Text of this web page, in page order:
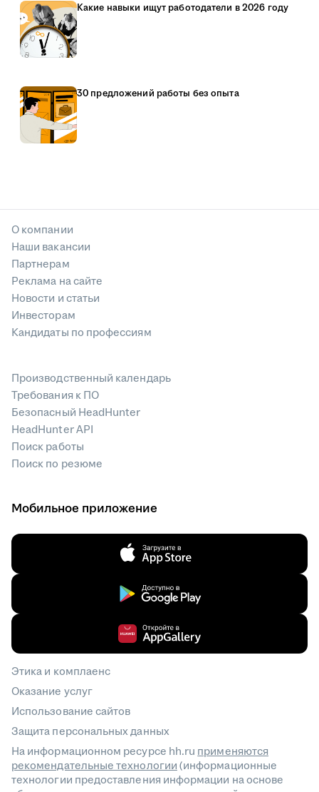
Какие навыки ищут работодатели в 2026 году
30 предложений работы без опыта
О компании
Наши вакансии
Партнерам
Реклама на сайте
Новости и статьи
Инвесторам
Кандидаты по профессиям
Производственный календарь
Требования к ПО
Безопасный HeadHunter
HeadHunter API
Поиск работы
Поиск по резюме
Мобильное приложение
Этика и комплаенс
Оказание услуг
Использование сайтов
Защита персональных данных
На информационном ресурсе hh.ru применяются
рекомендательные технологии(информационные
технологии предоставления информации на основе